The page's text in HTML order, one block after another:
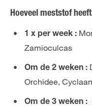
Hoeveel meststof
1 x per week :
Zamioculcas
Om de 2 weken :
Orchidee,
Om de 3 weken :